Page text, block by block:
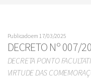
Publicado em 17/03/2025
DECRETO Nº 007/
DECRETA PONTO
VIRTUDE DAS